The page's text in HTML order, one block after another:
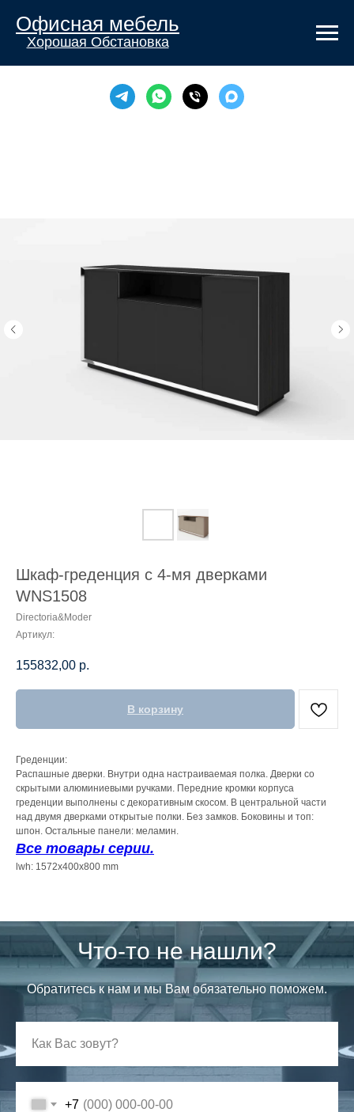
Офисная мебель
Хорошая Обстановка
Шкаф-греденция с 4-мя дверками
WNS1508
Directoria&Moder
Артикул:
155832,00 р.
В корзину
Греденции:
Распашные дверки. Внутри одна настраиваемая полка. Дверки со
скрытыми алюминиевыми ручками. Передние кромки корпуса
греденции выполнены с декоративным скосом. В центральной части
над двумя дверками открытые полки. Без замков. Боковины и топ:
шпон. Остальные панели: меламин.
Все товары серии.
lwh: 1572x400x800 mm
Что-то не нашли?
Обратитесь к нам и мы Вам обязательно поможем.
+7